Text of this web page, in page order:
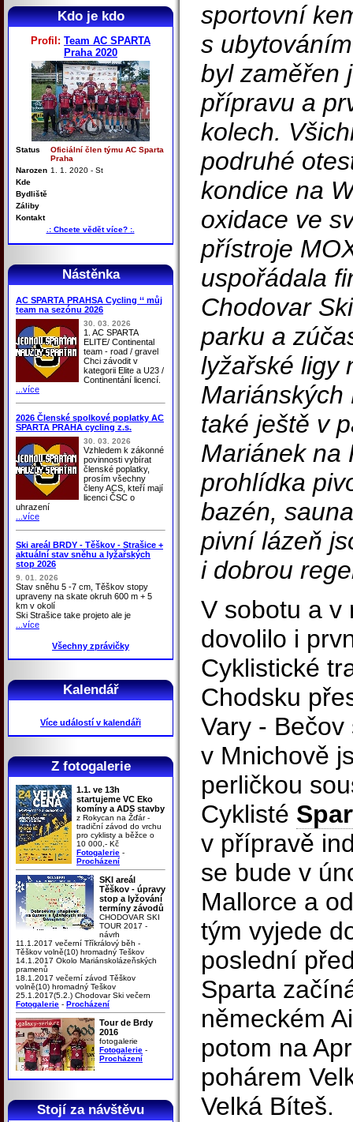
Kdo je kdo
Profil: Team AC SPARTA
Praha 2020
Status
Oficiální člen týmu AC Sparta
Praha
Narozen 1. 1. 2020 - St
Kde
Bydliště
Záliby
Kontakt
.: Chcete vědět více? :.
Nástěnka
AC SPARTA PRAHSA Cycling ‘‘ můj
team na sezónu 2026
30. 03. 2026
1. AC SPARTA
ELITE/ Continental
team - road / gravel
Chci závodit v
kategorii Elite a U23 /
Continentání licencí.
...více
2026 Členské spolkové poplatky AC
SPARTA PRAHA cycling z.s.
30. 03. 2026
Vzhledem k zákonné
povinnosti vybírat
členské poplatky,
prosím všechny
členy ACS, kteří mají
licenci ČSC o
uhrazení
...více
Ski areál BRDY - Těškov - Strašice +
aktuální stav sněhu a lyžařských
stop 2026
9. 01. 2026
Stav sněhu 5 -7 cm, Těškov stopy
upraveny na skate okruh 600 m + 5
km v okolí
Ski Strašice take projeto ale je
...více
Všechny zprávičky
Kalendář
Více událostí v kalendáři
Z fotogalerie
1.1. ve 13h
startujeme VC Eko
komíny a ADS stavby
z Rokycan na Žďár -
tradiční závod do vrchu
pro cyklisty a běžce o
10 000,- Kč
Fotogalerie -
Procházení
SKI areál
Těškov - úpravy
stop a lyžování
termíny závodů
CHODOVAR SKI
TOUR 2017 -
návrh
11.1.2017 večerní Tříkrálový běh -
Těškov volně(10) hromadný Teškov
14.1.2017 Okolo Mariánskolázeňských
pramenů
18.1.2017 večerní závod Těškov
volně(10) hromadný Teškov
25.1.2017(5.2.) Chodovar Ski večern
Fotogalerie - Procházení
Tour de Brdy
2016
fotogalerie
Fotogalerie -
Procházení
Stojí za návštěvu
sportovní
s
byl zaměřen
přípravu a
kolech.
podruhé
kondice na
oxidace ve
přístroje
uspořádala
Chodovar
parku a
lyžařské ligy
také ještě v
Mariánek na
prohlídka
bazén,
pivní lázeň
i dobrou
V sobotu a v
dovolilo i
Cyklistické
Chodsku
Vary -
v Mnichově
perličkou
Cyklisté
v přípravě
se bude v
Mallorce a
tým vyjede
poslední
Sparta
německém
potom na
pohárem
Velká Bíteš.